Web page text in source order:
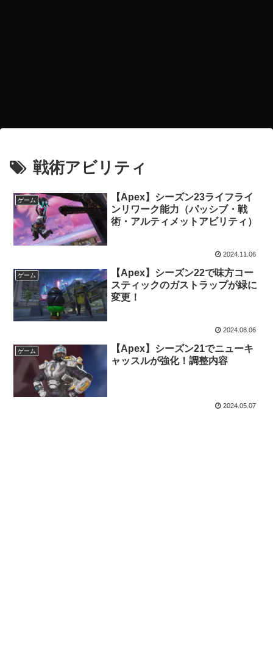
戦術アビリティ
ゲーム
【Apex】シーズン23ライフライ
ンリワーク能力（パッシブ・戦
術・アルティメットアビリティ）
2024.11.06
ゲーム
【Apex】シーズン22で味方コー
スティックのガストラップが緑に
変更！
2024.08.06
ゲーム
【Apex】シーズン21でニューキ
ャッスルが強化！調整内容
2024.05.07